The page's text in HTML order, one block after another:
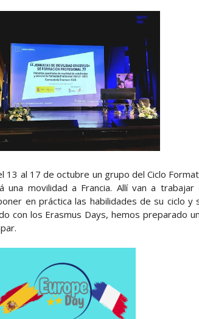
al 17 de octubre un grupo del Ciclo
una movilidad a Francia. Allí van a
en práctica las habilidades de su ciclo y
con los Erasmus Days, hemos preparado